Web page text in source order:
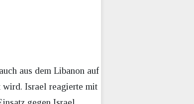
aus dem Libanon auf
Israel reagierte mit